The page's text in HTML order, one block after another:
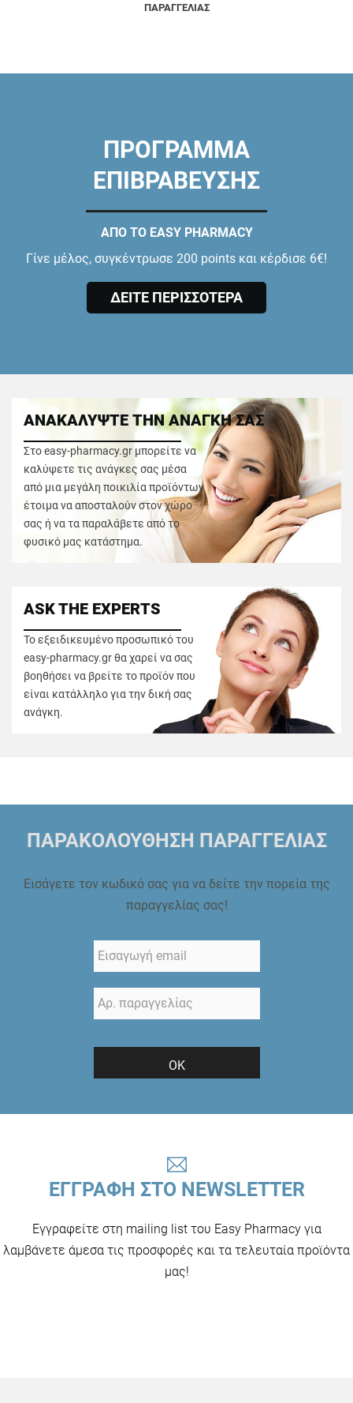
ΠΑΡΑΓΓΕΛΙΑΣ
ΠΡΟΓΡΑΜΜΑ
ΕΠΙΒΡΑΒΕΥΣΗΣ
ΑΠΟ ΤΟ EASY PHARMACY
Γίνε μέλος, συγκέντρωσε 200 points και κέρδισε 6€!
ΔΕΙΤΕ ΠΕΡΙΣΣΟΤΕΡΑ
ΑΝΑΚΑΛΥΨΤΕ ΤΗΝ ΑΝΑΓΚΗ ΣΑΣ
Στο easy-pharmacy.gr μπορείτε να
καλύψετε τις ανάγκες σας μέσα
από μια μεγάλη ποικιλία προϊόντων
έτοιμα να αποσταλούν στον χώρο
σας ή να τα παραλάβετε από το
φυσικό μας κατάστημα.
ASK THE EXPERTS
Το εξειδικευμένο προσωπικό του
easy-pharmacy.gr θα χαρεί να σας
βοηθήσει να βρείτε το προϊόν που
είναι κατάλληλο για την δική σας
ανάγκη.
ΠΑΡΑΚΟΛΟΥΘΗΣΗ ΠΑΡΑΓΓΕΛΙΑΣ
Εισάγετε τον κωδικό σας για να δείτε την πορεία της
παραγγελίας σας!
ΟΚ
ΕΓΓΡΑΦΗ ΣΤΟ NEWSLETTER
Εγγραφείτε στη mailing list του Easy Pharmacy για
λαμβάνετε άμεσα τις προσφορές και τα τελευταία προϊόντα
μας!